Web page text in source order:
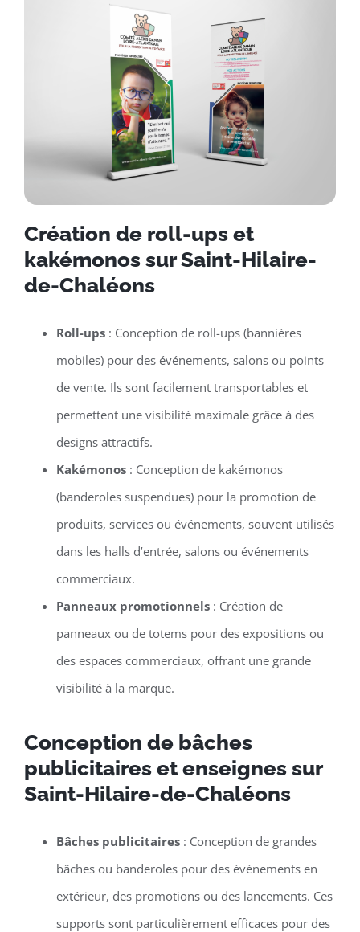
Création de roll-ups et
kakémonos sur Saint-Hilaire-
de-Chaléons
Roll-ups: Conception de roll-ups (bannières
mobiles) pour des événements, salons ou points
de vente. Ils sont facilement transportables et
permettent une visibilité maximale grâce à des
designs attractifs.
Kakémonos: Conception de kakémonos
(banderoles suspendues) pour la promotion de
produits, services ou événements, souvent utilisés
dans les halls d’entrée, salons ou événements
commerciaux.
Panneaux promotionnels: Création de
panneaux ou de totems pour des expositions ou
des espaces commerciaux, offrant une grande
visibilité à la marque.
Conception de bâches
publicitaires et enseignes sur
Saint-Hilaire-de-Chaléons
Bâches publicitaires: Conception de grandes
bâches ou banderoles pour des événements en
extérieur, des promotions ou des lancements. Ces
supports sont particulièrement efficaces pour des